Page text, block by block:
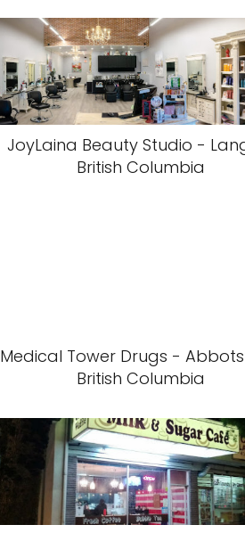
JoyLaina Beauty Studio -
British Columbia
Medical Tower Drugs -
British Columbia